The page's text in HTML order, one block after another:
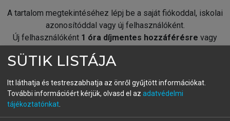
A tartalom megtekintéséhez lépj be a saját fiókoddal, iskolai
azonosítóddal vagy új felhasználóként.
Új felhasználóként 1 óra díjmentes hozzáférésre vagy
fiókoddal,vagy hozz létre új fiókot.
A regisztráció után apróbaidőszakautomatikusan
SÜTIK LISTÁJA
Itt láthatja és testreszabhatja az önről gyűjtött információkat.
További információért kérjük, olvasd el az adatvédelmi
tájékoztatónkat